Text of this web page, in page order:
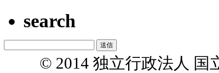
search
© 2014 独立行政法人 国